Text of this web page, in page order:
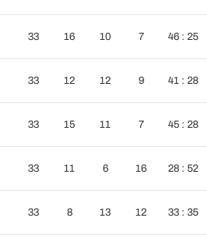
33 16 10 7 46 : 25
33 12 12 9 41 : 28
33 15 11 7 45 : 28
33 11 6 16 28 : 52
33 8 13 12 33 : 35